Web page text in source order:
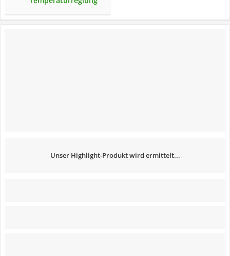
Unser Highlight-Produkt wird ermittelt...